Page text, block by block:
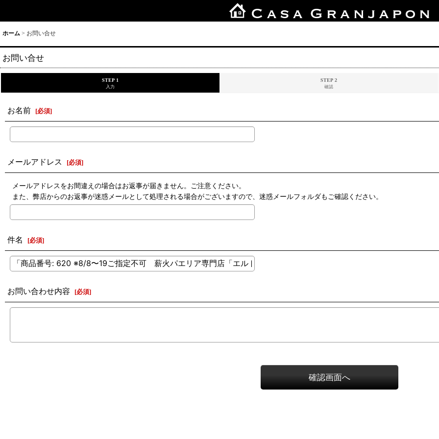
ホーム > お問い合せ
お問い合せ
STEP 1
入力
STEP 2
確認
お名前 [必須]
メールアドレス [必須]
メールアドレスをお間違えの場合はお返事が届きません。ご注意ください。
また、弊店からのお返事が迷惑メールとして処理される場合がございますので、迷惑メールフォルダもご確認ください。
件名 [必須]
お問い合わせ内容 [必須]
確認画面へ